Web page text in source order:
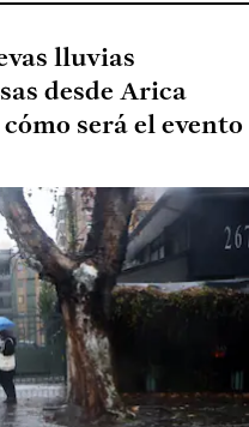
lluvias
desde Arica
será el evento